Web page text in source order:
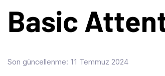
Basic
Son güncellenme: 11 Temmuz 2024